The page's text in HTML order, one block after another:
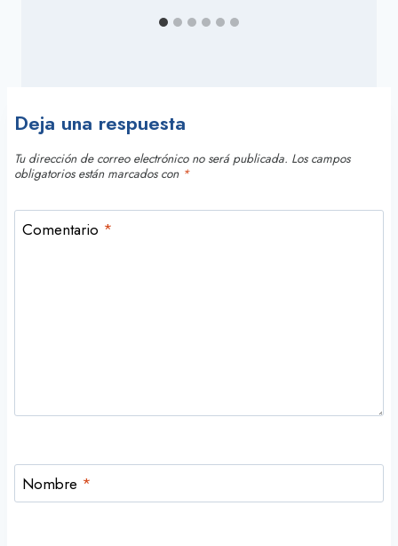
Deja una respuesta
Tu dirección de correo electrónico no será publicada. Los campos
obligatorios están marcados con *
Comentario *
Nombre *